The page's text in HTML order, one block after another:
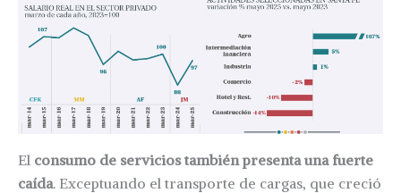
El consumo de servicios también presenta una fuerte
caída. Exceptuando el transporte de cargas, que creció